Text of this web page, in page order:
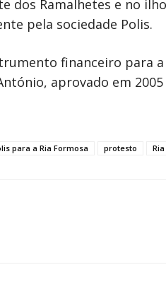
dos Ramalhetes e no
pela sociedade Polis.
financeiro para
aprovado em
para a Ria Formosa protesto